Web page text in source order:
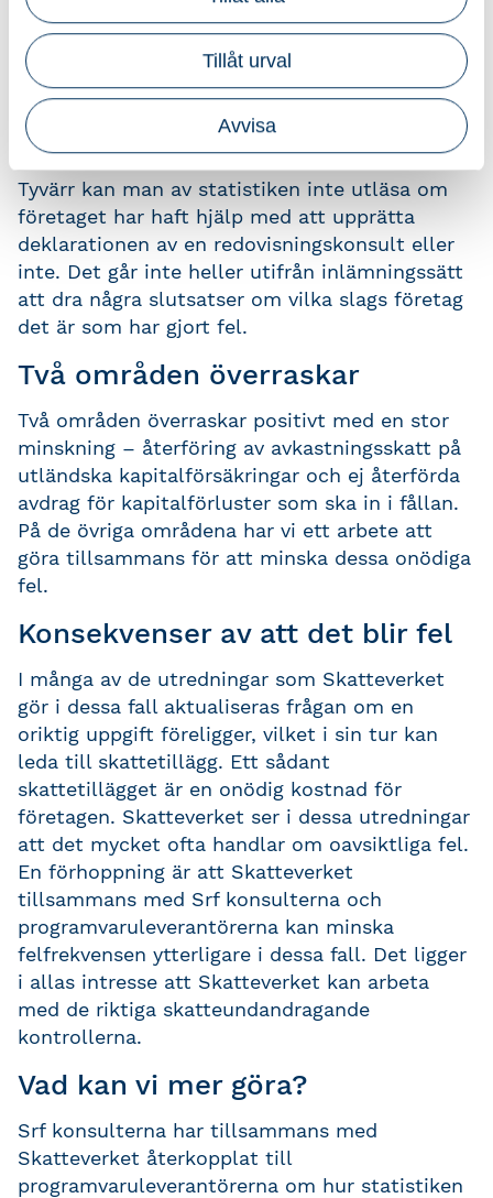
Tillåt urval
Avvisa
utländska kapitalförsäkringar – en
minskning på 45 procent.
Överföring av uppgifter om särskild
löneskatt på pensionskostnader på första
Tyvärr kan man av statistiken inte utläsa om
företaget har haft hjälp med att upprätta
deklarationen av en redovisningskonsult eller
inte. Det går inte heller utifrån inlämningssätt
att dra några slutsatser om vilka slags företag
det är som har gjort fel.
Två områden överraskar
Två områden överraskar positivt med en stor
minskning – återföring av avkastningsskatt på
utländska kapitalförsäkringar och ej återförda
avdrag för kapitalförluster som ska in i fållan.
På de övriga områdena har vi ett arbete att
göra tillsammans för att minska dessa onödiga
fel.
Konsekvenser av att det blir fel
I många av de utredningar som Skatteverket
gör i dessa fall aktualiseras frågan om en
oriktig uppgift föreligger, vilket i sin tur kan
leda till skattetillägg. Ett sådant
skattetillägget är en onödig kostnad för
företagen. Skatteverket ser i dessa utredningar
att det mycket ofta handlar om oavsiktliga fel.
En förhoppning är att Skatteverket
tillsammans med Srf konsulterna och
programvaruleverantörerna kan minska
felfrekvensen ytterligare i dessa fall. Det ligger
i allas intresse att Skatteverket kan arbeta
med de riktiga skatteundandragande
kontrollerna.
Vad kan vi mer göra?
Srf konsulterna har tillsammans med
Skatteverket återkopplat till
programvaruleverantörerna om hur statistiken